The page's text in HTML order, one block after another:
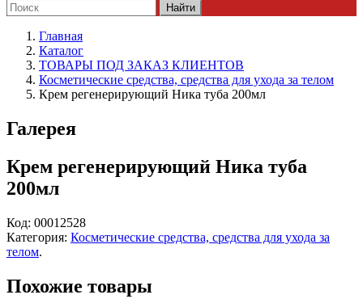
Найти
Главная
Каталог
ТОВАРЫ ПОД ЗАКАЗ КЛИЕНТОВ
Косметические средства, средства для ухода за телом
Крем регенерирующий Ника туба 200мл
Галерея
Крем регенерирующий Ника туба
200мл
Код: 00012528
Категория: Косметические средства, средства для ухода за
телом.
Похожие товары